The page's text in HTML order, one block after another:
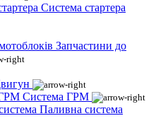
Система стартера
Запчастини до
Система ГРМ
Паливна система